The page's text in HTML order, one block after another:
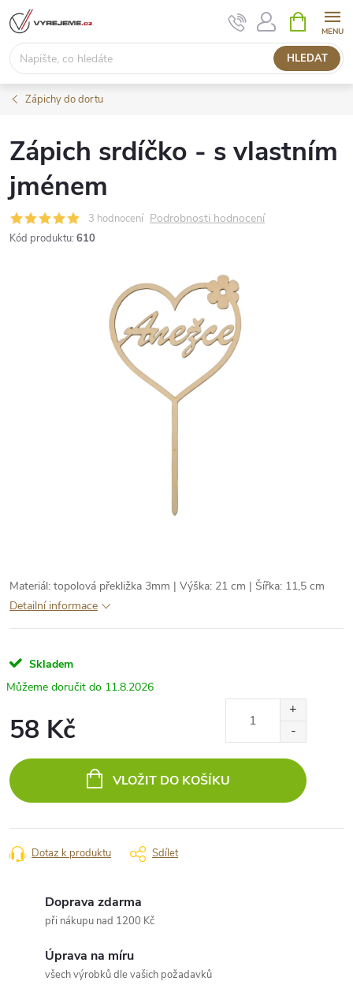
Přejít
na
obsah
HLEDAT
NÁKUPNÍ
KOŠÍK
Zápichy do dortu
Zápich srdíčko - s vlastním
jménem
3 hodnocení Podrobnosti hodnocení
Kód produktu: 610
Materiál: topolová překližka 3mm | Výška: 21 cm | Šířka: 11,5 cm
Detailní informace
Skladem
11.8.2026
58 Kč
cena:
VLOŽIT DO KOŠÍKU
Dotaz k produktu Sdílet
Doprava zdarma
při nákupu nad 1200 Kč
Úprava na míru
všech výrobků dle vašich požadavků